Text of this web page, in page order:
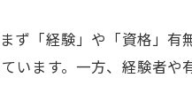
者が成長できる訳
工事求人を選ぶ
「経験」や「資格」
ます。一方、経験者